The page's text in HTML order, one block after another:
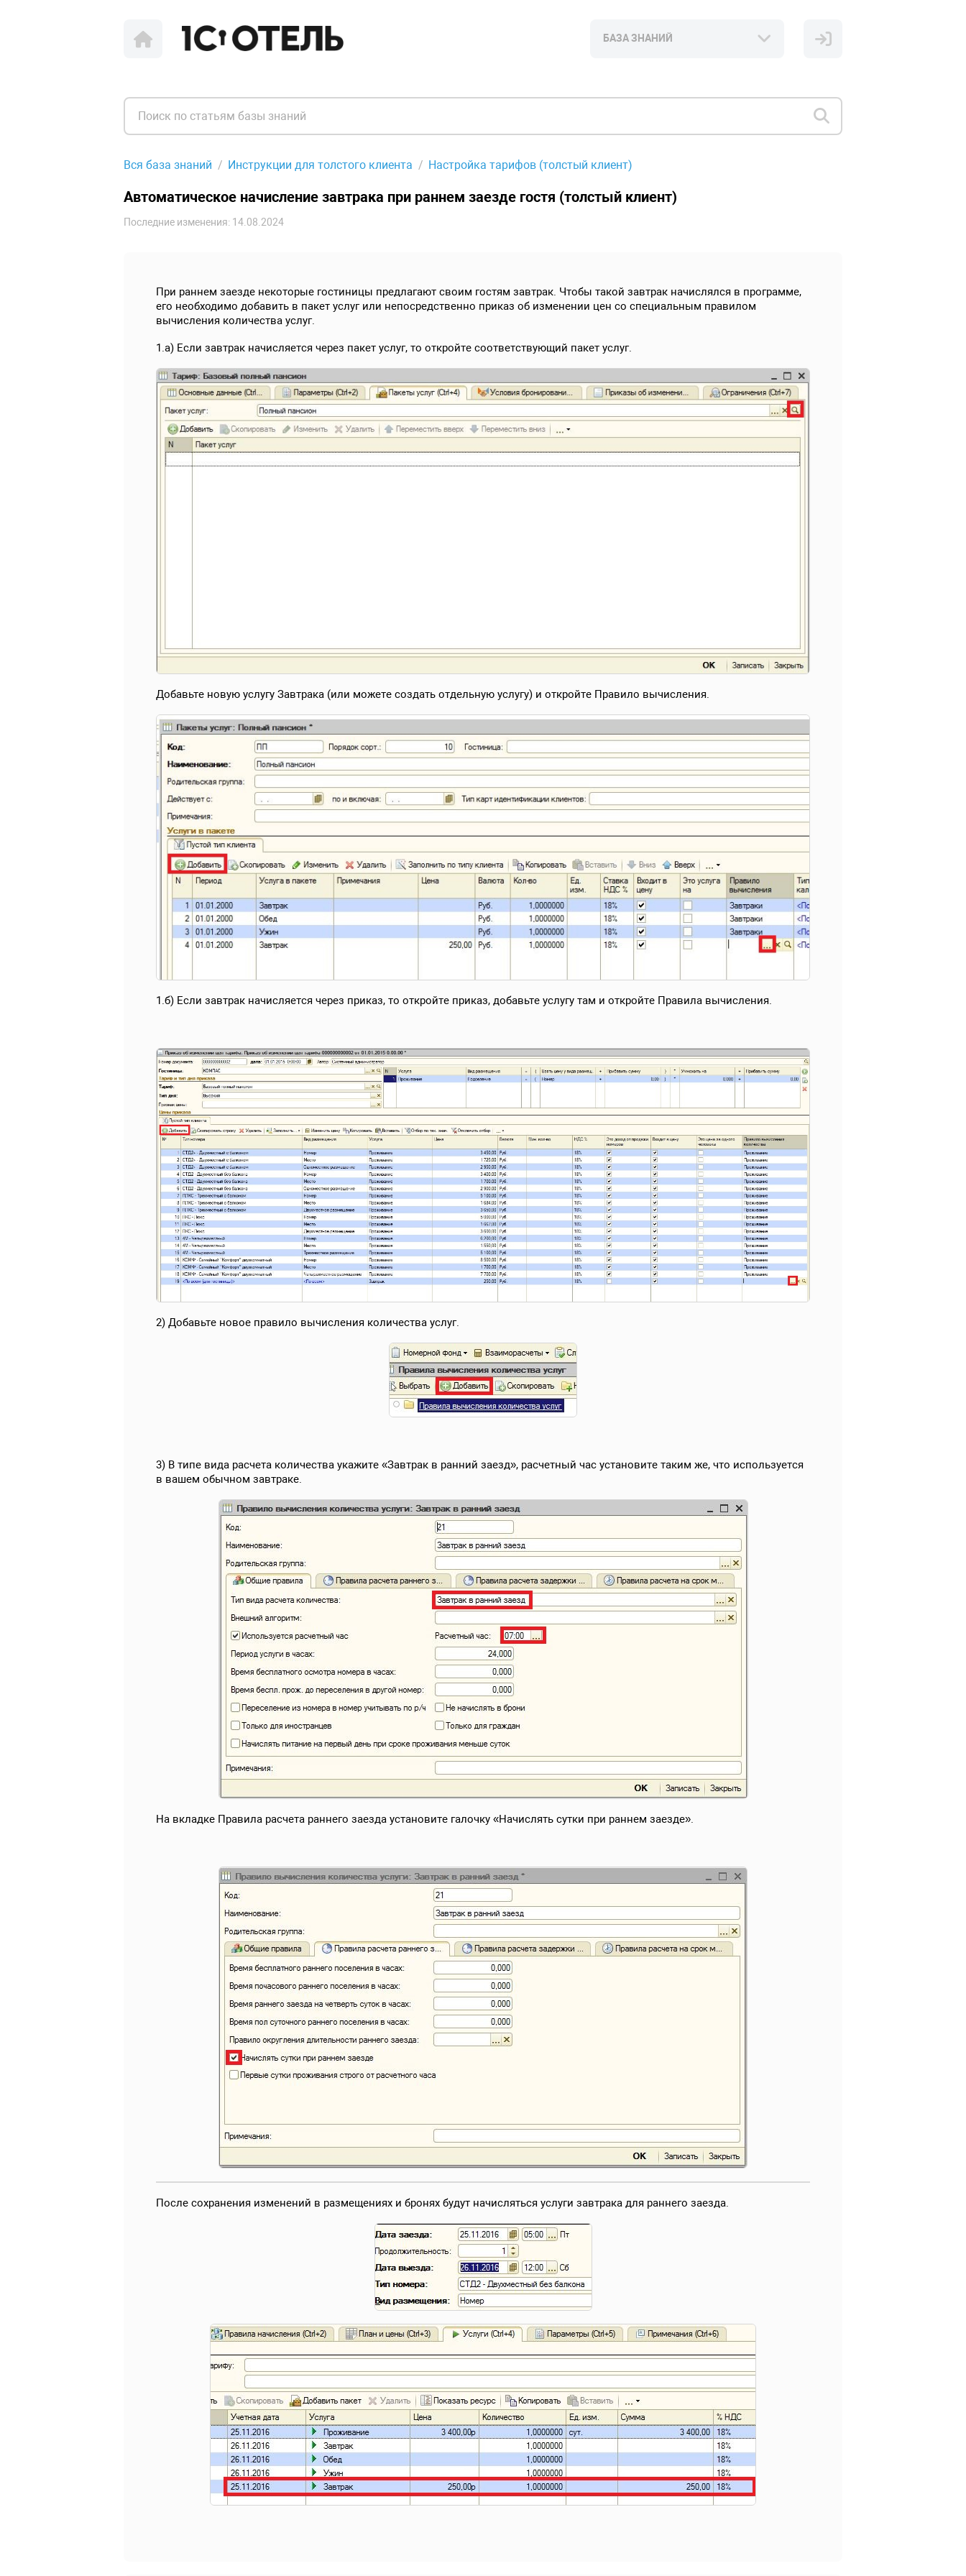
БАЗА ЗНАНИЙ
Вся база знаний Инструкции для толстого клиента Настройка тарифов (толстый клиент)
Автоматическое начисление завтрака при раннем заезде гостя (толстый клиент)
Последние изменения: 14.08.2024
При раннем заезде некоторые гостиницы предлагают своим гостям завтрак. Чтобы такой завтрак начислялся в программе,
его необходимо добавить в пакет услуг или непосредственно приказ об изменении цен со специальным правилом
вычисления количества услуг.
1.а) Если завтрак начисляется через пакет услуг, то откройте соответствующий пакет услуг.
Добавьте новую услугу Завтрака (или можете создать отдельную услугу) и откройте Правило вычисления.
1.б) Если завтрак начисляется через приказ, то откройте приказ, добавьте услугу там и откройте Правила вычисления.
2) Добавьте новое правило вычисления количества услуг.
3) В типе вида расчета количества укажите «Завтрак в ранний заезд», расчетный час установите таким же, что используется
в вашем обычном завтраке.
На вкладке Правила расчета раннего заезда установите галочку «Начислять сутки при раннем заезде».
После сохранения изменений в размещениях и бронях будут начисляться услуги завтрака для раннего заезда.